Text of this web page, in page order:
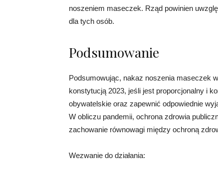
noszeniem maseczek. Rząd powinien
dla tych osób.
Podsumowanie
Podsumowując, nakaz noszenia maseczek
konstytucją 2023, jeśli jest proporcjonalny i
obywatelskie oraz zapewnić odpowiednie
W obliczu pandemii, ochrona zdrowia
zachowanie równowagi między ochroną
Wezwanie do działania: